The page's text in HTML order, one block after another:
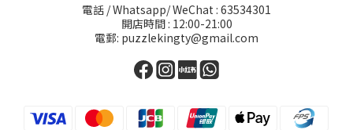
電話 / Whatsapp/ WeChat : 63534301
開店時間 : 12:00-21:00
電郵: puzzlekingty@gmail.com